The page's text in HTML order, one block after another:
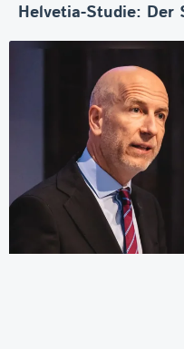
Helvetia-Studie: Der